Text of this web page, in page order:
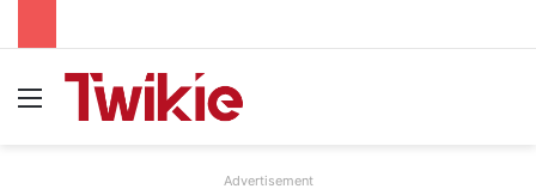
Advertisement